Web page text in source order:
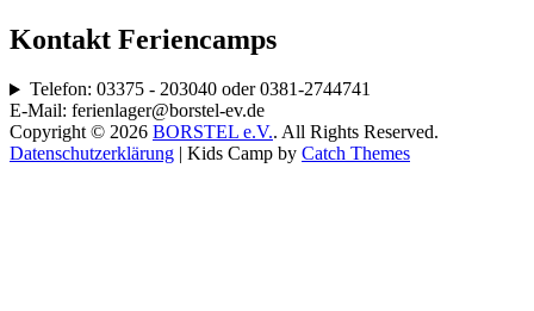
Kontakt Feriencamps
Telefon: 03375 - 203040 oder 0381-2744741
E-Mail: ferienlager@borstel-ev.de
Copyright © 2026 BORSTEL e.V.. All Rights Reserved.
Datenschutzerklärung
Kids Camp by Catch Themes